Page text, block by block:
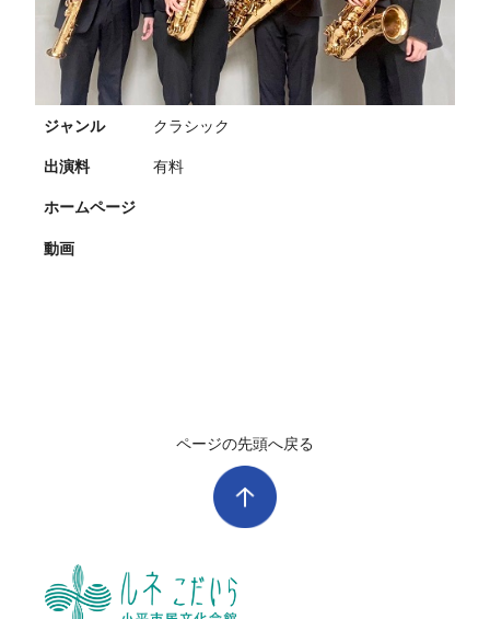
ジャンル クラシック
出演料 有料
ホームページ
動画
ページの先頭へ戻る